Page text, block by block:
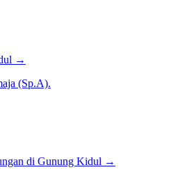
→
(Sp.A).
di Gunung Kidul →